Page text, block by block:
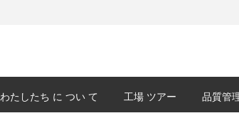
わたしたち に つい て 工場 ツアー 品質管